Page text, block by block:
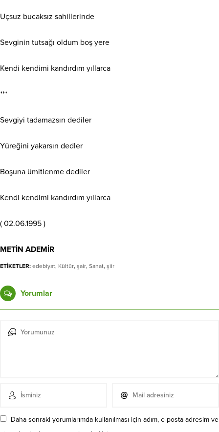
Uçsuz bucaksız sahillerinde
Sevginin tutsağı oldum boş yere
Kendi kendimi kandırdım yıllarca
***
Sevgiyi tadamazsın dediler
Yüreğini yakarsın dedler
Boşuna ümitlenme dediler
Kendi kendimi kandırdım yıllarca
( 02.06.1995 )
METİN ADEMİR
ETİKETLER: edebiyat, Kültür, şair, Sanat, şiir
Yorumlar
Daha sonraki yorumlarımda kullanılması için adım, e-posta adresim ve